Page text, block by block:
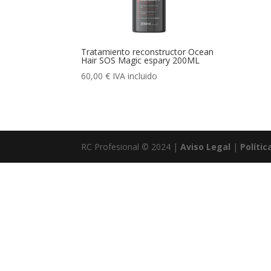
Tratamiento reconstructor Ocean
Hair SOS Magic espary 200ML
60,00€ IVA incluido
RC Profesional © 2024 |Aviso Legal |